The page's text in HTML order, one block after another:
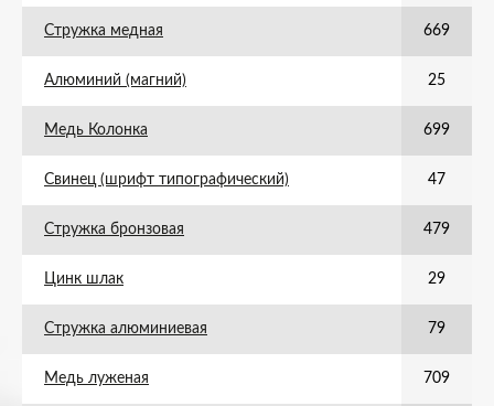
Стружка медная 669
Алюминий (магний) 25
Медь Колонка 699
Свинец (шрифт типографический) 47
Стружка бронзовая 479
Цинк шлак 29
Стружка алюминиевая 79
Медь луженая 709